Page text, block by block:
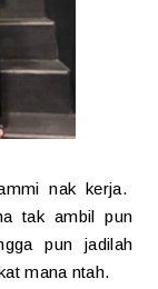
nak kerja.
tak ambil pun
pun jadilah
mana ntah.